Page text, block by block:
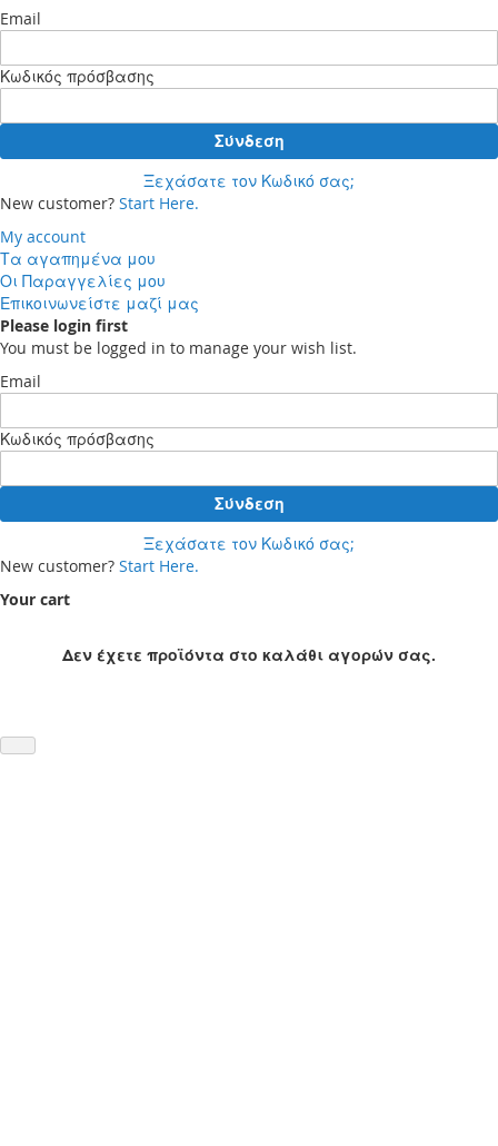
Email
Κωδικός πρόσβασης
Σύνδεση
Ξεχάσατε τον Κωδικό σας;
New customer? Start Here.
My account
Τα αγαπημένα μου
Οι Παραγγελίες μου
Επικοινωνείστε μαζί μας
Please login first
You must be logged in to manage your wish list.
Email
Κωδικός πρόσβασης
Σύνδεση
Ξεχάσατε τον Κωδικό σας;
New customer? Start Here.
Your cart
Δεν έχετε προϊόντα στο καλάθι αγορών σας.